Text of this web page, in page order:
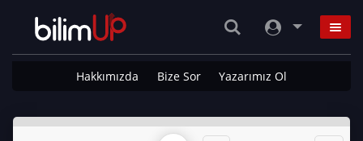
Hakkımızda Bize Sor Yazarımız Ol